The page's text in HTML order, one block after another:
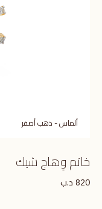
ألماس - ذهب أصفر
خاتم وِهاج شيك
820 د.ب